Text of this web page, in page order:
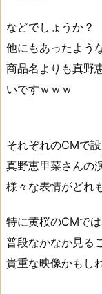
などでしょうか？
他にもあったよう
商品名よりも真野
いですｗｗｗ
それぞれのCMで
真野恵里菜さんの
様々な表情がどれ
特に黄桜のCMでは
普段なかなか見る
貴重な映像かもし